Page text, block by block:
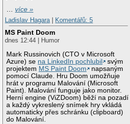
…více »
Ladislav Hagara
Komentářů: 5
MS Paint Doom
dnes 12:44 | Humor
Mark Russinovich (CTO v Microsoft
Azure) se na LinkedIn pochlubil
svým
projektem MS Paint Doom
napsaným
pomocí Claude. Hru Doom umožňuje
hrát v programu Malování (Microsoft
Paint). Malování funguje jako monitor.
Herní engine (ViZDoom) běží na pozadí
a každý vykreslený snímek hry vkládá
automaticky přes schránku (clipboard)
do Malování.